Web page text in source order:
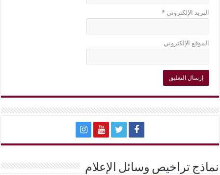
البريد الإلكتروني*
الموقع الإلكتروني
نماذج تراخيص وسائل الإعلام